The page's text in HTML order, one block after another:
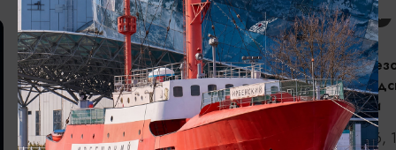
КОНЦЕРТЫ
Открытие
филармонии
06.09.2026,